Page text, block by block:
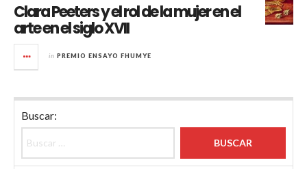
Clara Peeters y el rol de la mujer en el
arte en el siglo XVII
in PREMIO ENSAYO FHUMYE
Buscar: